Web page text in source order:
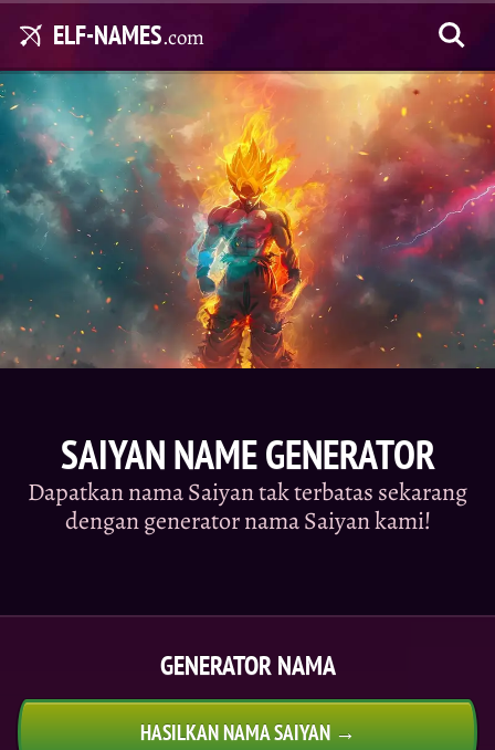
ELF-NAMES.com
SAIYAN NAME GENERATOR
Dapatkan nama Saiyan tak terbatas sekarang
dengan generator nama Saiyan kami!
GENERATOR NAMA
HASILKAN NAMA SAIYAN →